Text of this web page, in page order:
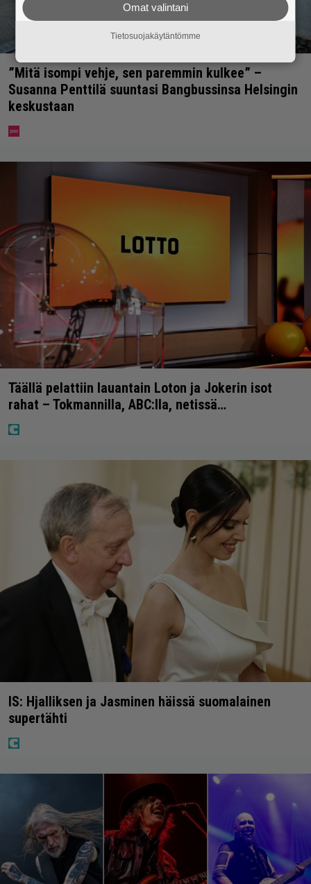
”Mitä isompi vehje, sen paremmin kulkee” –
Susanna Penttilä suuntasi Bangbussinsa Helsingin
keskustaan
Täällä pelattiin lauantain Loton ja Jokerin isot
rahat – Tokmannilla, ABC:lla, netissä…
IS: Hjalliksen ja Jasminen häissä suomalainen
supertähti
Omat valintani
Tietosuojakäytäntömme